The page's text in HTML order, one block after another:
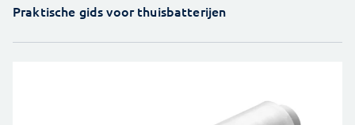
Praktische gids voor thuisbatterijen